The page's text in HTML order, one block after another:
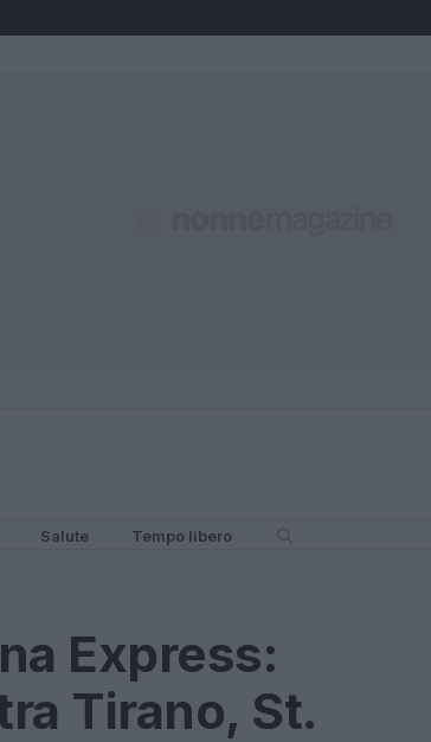
Salute Tempo libero
Express:
Tirano, St.